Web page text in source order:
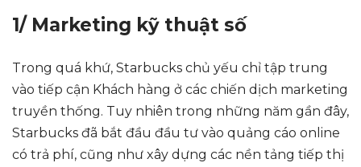
1/ Marketing kỹ thuật số
Trong quá khứ, Starbucks chủ yếu chỉ tập trung
vào tiếp cận Khách hàng ở các chiến dịch marketing
truyền thống. Tuy nhiên trong những năm gần đây,
Starbucks đã bắt đầu đầu tư vào quảng cáo online
có trả phí, cũng như xây dựng các nền tảng tiếp thị